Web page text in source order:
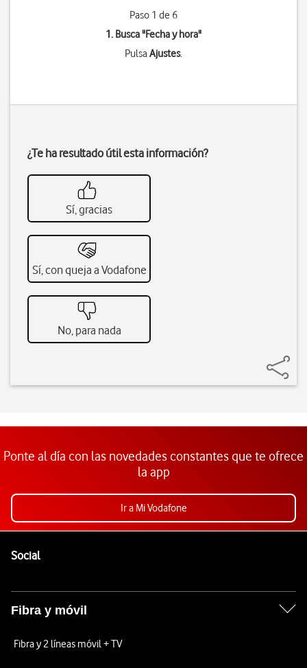
Paso 1 de 6
1. Busca "Fecha y hora"
PulsaAjustes.
¿Te ha resultado útil esta información?
Sí, gracias
Sí, con queja a Vodafone
No, para nada
Ponte al día con las novedades constantes que te ofrece
la app
Ir a Mi Vodafone
SocialEnlaces a las redes sociales de Vodafone
Fibra y móvil
Fibra y 2 líneas móvil + TV